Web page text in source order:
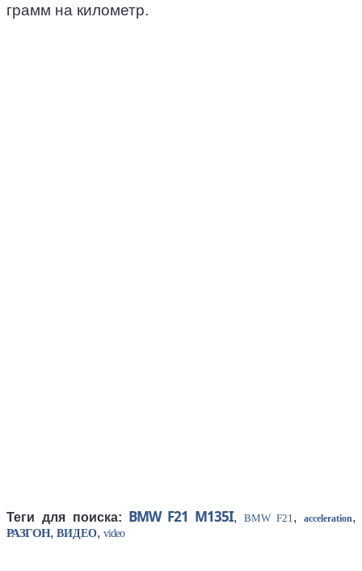
грамм на километр.
Теги для поиска: BMW F21 M135I, BMW F21 , acceleration,
РАЗГОН, ВИДЕО, video